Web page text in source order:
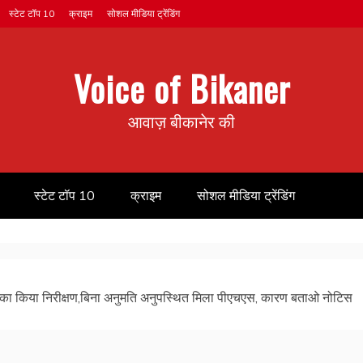
स्टेट टॉप 10 क्राइम सोशल मीडिया ट्रेंडिंग
Voice of Bikaner
आवाज़ बीकानेर की
स्टेट टॉप 10 क्राइम सोशल मीडिया ट्रेंडिंग
किया निरीक्षण,बिना अनुमति अनुपस्थित मिला पीएचएस, कारण बताओ नोटिस